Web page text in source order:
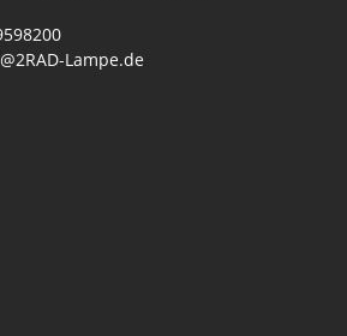
Lampe.de